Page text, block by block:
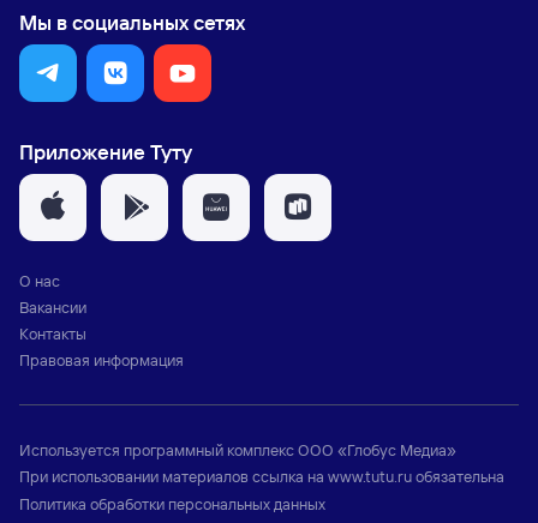
Мы в социальных сетях
Приложение Туту
О нас
Вакансии
Контакты
Правовая информация
Используется программный комплексООО «Глобус Медиа»
При использовании материалов ссылка на www.tutu.ruобязательна
Политика обработки персональных данных